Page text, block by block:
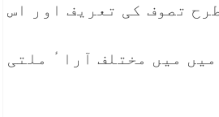
تصوف کی تعریف اور اس
میں مختلف آرا ٔ ملتی